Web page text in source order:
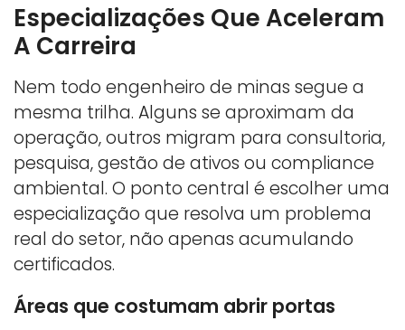
Especializações Que Aceleram
A Carreira
Nem todo engenheiro de minas segue a
mesma trilha. Alguns se aproximam da
operação, outros migram para consultoria,
pesquisa, gestão de ativos ou compliance
ambiental. O ponto central é escolher uma
especialização que resolva um problema
real do setor, não apenas acumulando
certificados.
Áreas que costumam abrir portas